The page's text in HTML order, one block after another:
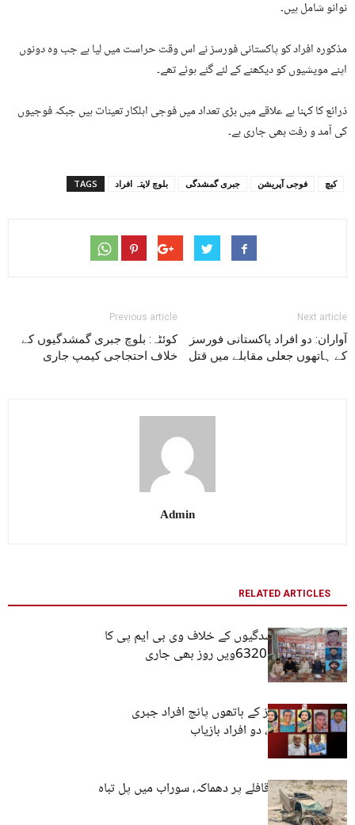
نوانو شامل ہیں۔
مذکورہ افراد کو پاکستانی فورسز نے اس وقت حراست میں لیا ہے جب وہ دونوں
اپنے مویشیوں کو دیکھنے کے لئے گئے ہوئے تھے۔
ذرائع کا کہنا ہے علاقے میں بڑی تعداد میں فوجی اہلکار تعینات ہیں جبکہ فوجیوں
کی آمد و رفت بھی جاری ہے۔
TAGS بلوچ لاپتہ افراد جبری گمشدگی فوجی آپریشن کیچ
Previous article
کوئٹہ: بلوچ جبری گمشدگیوں کے
خلاف احتجاجی کیمپ جاری
Next article
آواران: دو افراد پاکستانی فورسز
کے ہاتھوں جعلی مقابلے میں قتل
Admin
RELATED ARTICLES
کوئٹہ: جبری گمشدگیوں کے خلاف وی بی ایم پی کا
احتجاجی کیمپ 6320ویں روز بھی جاری
بلوچستان: فورسز کے ہاتھوں پانچ افراد جبری
گمشدگی کا شکار، دو افراد بازیاب
کیچ میں فوجی قافلے پر دھماکہ، سوراب میں پل تباہ